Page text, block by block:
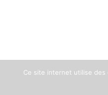
Ce site internet utilise des